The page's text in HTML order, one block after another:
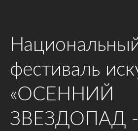
фестиваль
«ОСЕННИЙ
ЗВЕЗДОПАД -